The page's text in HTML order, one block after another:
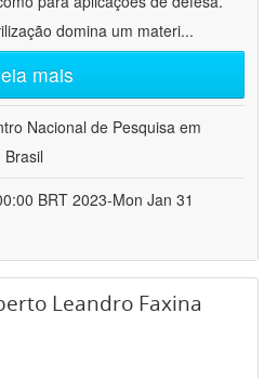
domina um materi...
mais
Nacional de Pesquisa em
BRT 2023-Mon Jan 31
Leandro Faxina